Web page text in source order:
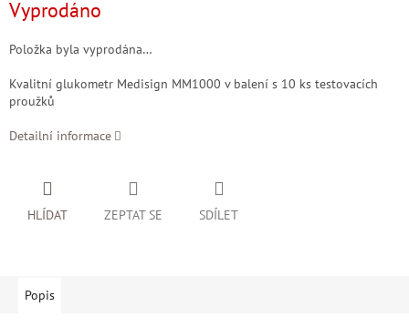
cena:
Vyprodáno
Položka byla vyprodána…
Kvalitní glukometr Medisign MM1000 v balení s 10 ks testovacích
proužků
Detailní informace
ZEPTAT SE
HLÍDAT SDÍLET
Popis